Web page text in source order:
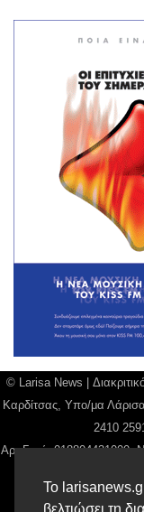
Το
© Larisa News |
Καρδίτσας, Υπο/μα
2410
Αρ. Γεμή: 018804431000,
Παναγιώτης Φιλίππου,